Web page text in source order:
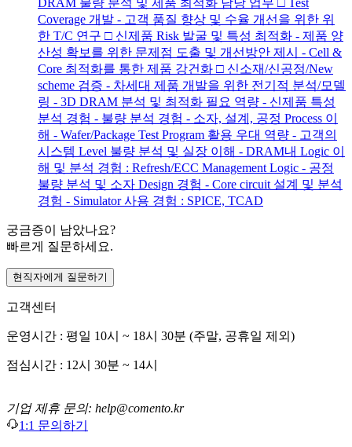
DRAM 불량 분석 및 제품 최적화 담당 업무 □ Test
Coverage 개발 - 고객 품질 향상 및 수율 개선을 위한 위
한 T/C 연구 □ 신제품 Risk 발굴 및 특성 최적화 - 제품 양
산성 확보를 위한 문제점 도출 및 개선방안 제시 - Cell &
Core 최적화를 통한 제품 강건화 □ 신소재/신공정/New
scheme 검증 - 차세대 제품 개발을 위한 전기적 분석/모델
링 - 3D DRAM 분석 및 최적화 필요 역량 - 신제품 특성
분석 경험 - 불량 분석 경험 - 소자, 설계, 공정 Process 이
해 - Wafer/Package Test Program 활용 우대 역량 - 고객의
시스템 Level 불량 분석 및 실장 이해 - DRAM내 Logic 이
해 및 분석 경험 : Refresh/ECC Management Logic - 공정
불량 분석 및 소자 Design 경험 - Core circuit 설계 및 분석
경험 - Simulator 사용 경험 : SPICE, TCAD
궁금증이 남았나요?
빠르게 질문하세요.
현직자에게 질문하기
고객센터
운영시간 : 평일 10시 ~ 18시 30분 (주말, 공휴일 제외)
점심시간 : 12시 30분 ~ 14시
기업 제휴 문의: help@comento.kr
1:1 문의하기